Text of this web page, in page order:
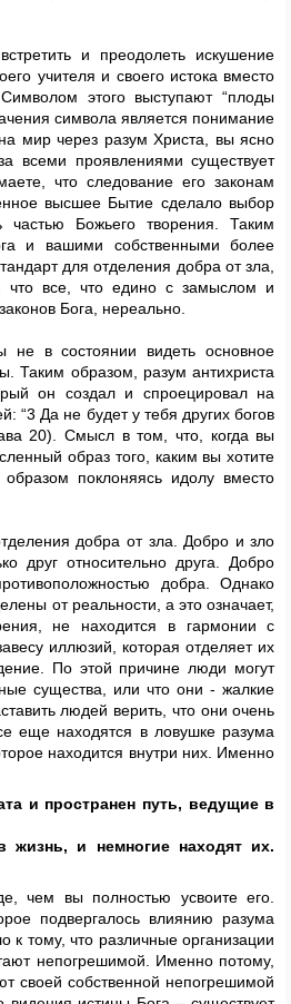
и преодолеть искушение
учителя и своего истока вместо
этого выступают “плоды
символа является понимание
мир через разум Христа, вы ясно
всеми проявлениями существует
что следование его законам
высшее Бытие сделало выбор
Божьего творения. Таким
и вашими собственными более
для отделения добра от зла,
что все, что едино с замыслом и
Бога, нереально.
не в состоянии видеть основное
Таким образом, разум антихриста
он создал и спроецировал на
“3 Да не будет у тебя других богов
20). Смысл в том, что, когда вы
образ того, каким вы хотите
поклоняясь идолу вместо
добра от зла. Добро и зло
друг относительно друга. Добро
добра. Однако
от реальности, а это означает,
не находится в гармонии с
иллюзий, которая отделяет их
По этой причине люди могут
существа, или что они - жалкие
людей верить, что они очень
еще находятся в ловушке разума
находится внутри них. Именно
и пространен путь, ведущие в
и немногие находят их.
чем вы полностью усвоите его.
подвергалось влиянию разума
тому, что различные организации
непогрешимой. Именно потому,
своей собственной непогрешимой